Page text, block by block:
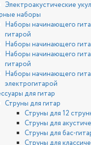
Электроакустические
наборы
Наборы начинающего
гитарой
Наборы начинающего
Наборы начинающего
гитарой
Наборы начинающего
электрогитарой
для гитар
Струны для гитар
Струны для 12
Струны для
Струны для бас-
Струны для